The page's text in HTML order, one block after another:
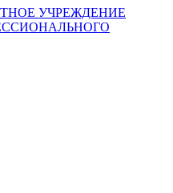
УЧРЕЖДЕНИЕ